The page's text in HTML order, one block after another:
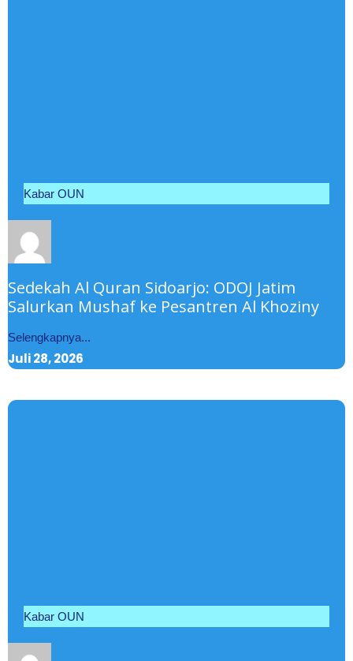
Kabar OUN
Sedekah Al Quran Sidoarjo: ODOJ Jatim
Salurkan Mushaf ke Pesantren Al Khoziny
Selengkapnya...
Juli 28, 2026
Kabar OUN